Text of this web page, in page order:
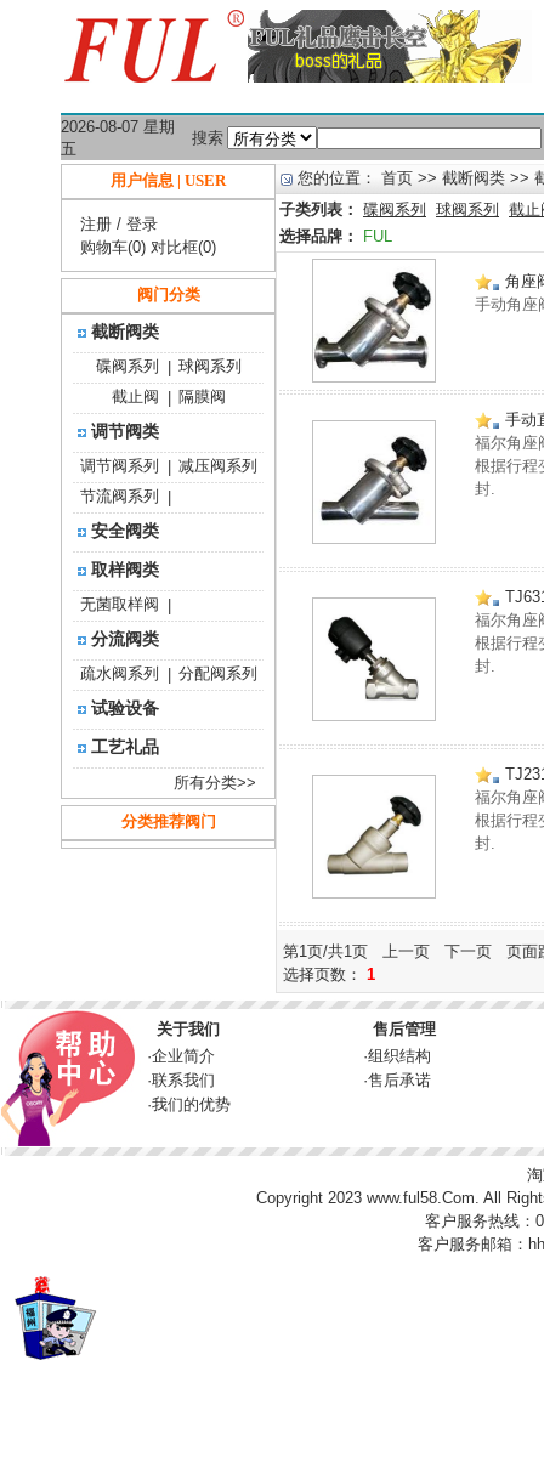
2026-08-07 星期
五
搜索
用户信息 | USER
注册 / 登录
购物车(0) 对比框(0)
阀门分类
截断阀类
碟阀系列
球阀系列
截止阀
隔膜阀
调节阀类
调节阀系列
减压阀系列
节流阀系列
安全阀类
取样阀类
无菌取样阀
分流阀类
疏水阀系列 分配阀系列
试验设备
工艺礼品
所有分类>>
分类推荐阀门
您的位置： 首页 >> 截断阀类 >>
子类列表： 碟阀系列 球阀系列
截止
选择品牌：
FUL
角座
手动角座
手动
福尔角座
根据行程
封.
福尔角座
根据行程
封.
福尔角座
根据行程
封.
第1页/共1页 上一页 下一页 页面
选择页数： 1
关于我们
·企业简介
·联系我们
·我们的优势
售后管理
·组织结构
·售后承诺
Copyright 2023 www.ful58.Com. All
客户服务热线：
客户服务邮箱：